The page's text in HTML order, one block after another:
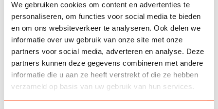
We gebruiken cookies om content en advertenties te
personaliseren, om functies voor social media te bieden
en om ons websiteverkeer te analyseren. Ook delen we
informatie over uw gebruik van onze site met onze
partners voor social media, adverteren en analyse. Deze
partners kunnen deze gegevens combineren met andere
informatie die u aan ze heeft verstrekt of die ze hebben
verzameld op basis van uw gebruik van hun services.
anderen niet nodig is.
Ook werk ik voor Manteling. Ik bezoek om de week een
mevrouw waar ik verschillende dingen voor doe. Soms
help ik haar met boodschappen doen, of we gaan
samen naar de Groenrijk of een koffietje doen op de
Markt. M’n collega’s zeggen wel eens: ‘je bent gek! Je
kunt ook overuren maken en extra geld verdienen.’ Maar